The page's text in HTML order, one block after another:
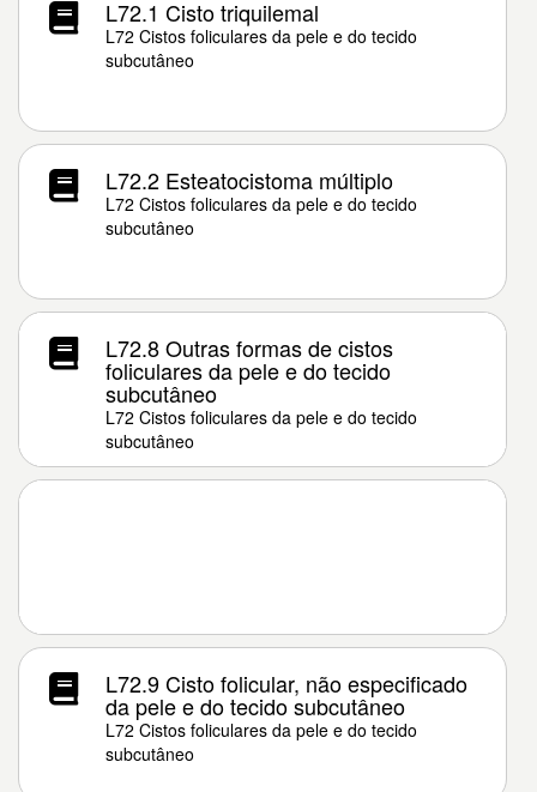
L72.1 Cisto triquilemal
L72 Cistos foliculares da pele e do tecido
subcutâneo
L72.2 Esteatocistoma múltiplo
L72 Cistos foliculares da pele e do tecido
subcutâneo
L72.8 Outras formas de cistos
foliculares da pele e do tecido
subcutâneo
L72 Cistos foliculares da pele e do tecido
subcutâneo
L72.9 Cisto folicular, não especificado
da pele e do tecido subcutâneo
L72 Cistos foliculares da pele e do tecido
subcutâneo